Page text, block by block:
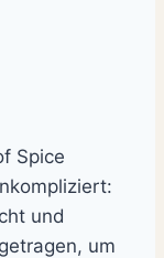
Spice
und
um